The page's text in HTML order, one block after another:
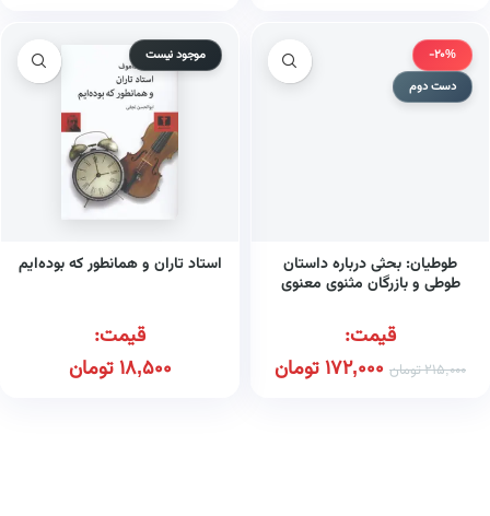
-20%
دست دوم
طوطیان: بحثی درباره داستان
طوطی و بازرگان مثنوی معنوی
قیمت:
215,000تومان 172,000تومان
موجود نیست
استاد تاران و همانطور که بوده‌ایم
قیمت:
18,500تومان